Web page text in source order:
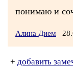
понимаю и
Алина Дием
+ добавить